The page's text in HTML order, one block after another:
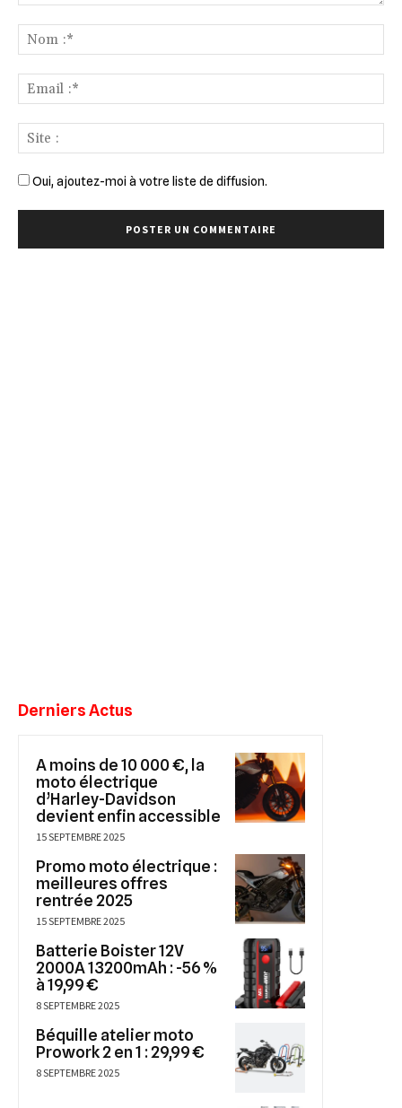
:*
:*
:
Oui, ajoutez-moi à votre liste de diffusion.
Derniers Actus
A moins de 10 000 €, la
moto électrique
d’Harley-Davidson
devient enfin accessible
15 SEPTEMBRE 2025
Promo moto électrique :
meilleures offres
rentrée 2025
15 SEPTEMBRE 2025
Batterie Boister 12V
2000A 13200mAh : -56 %
à 19,99 €
8 SEPTEMBRE 2025
Béquille atelier moto
Prowork 2 en 1 : 29,99 €
8 SEPTEMBRE 2025